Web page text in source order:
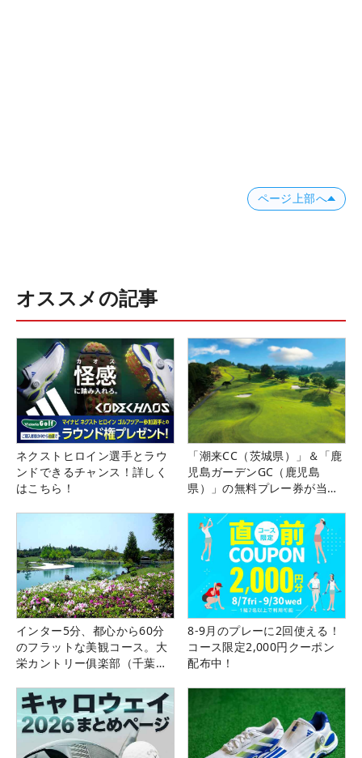
ページ上部へ
オススメの記事
ネクストヒロイン選手とラウ
ンドできるチャンス！詳しく
はこちら！
「潮来CC（茨城県）」＆「鹿
児島ガーデンGC（鹿児島
県）」の無料プレー券が当た
インター5分、都心から60分
のフラットな美観コース。大
栄カントリー俱楽部（千葉
8-9月のプレーに2回使える！
コース限定2,000円クーポン
配布中！